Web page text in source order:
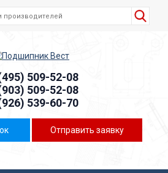
509-52-08
509-52-08
539-60-70
Отправить заявку